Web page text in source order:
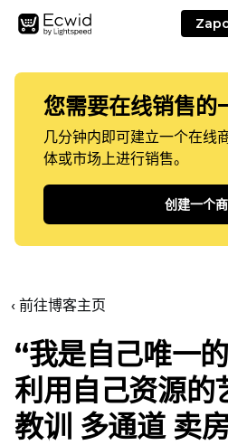
您需要在线销售的
几分钟内即可建立一个在线
体或市场上进行销售。
创建一个
‹ 前往博客主页
“我是自己唯一
利用自己资源的
教训 多通道卖